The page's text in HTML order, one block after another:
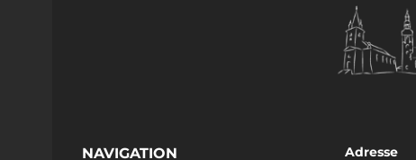
NAVIGATION Adresse